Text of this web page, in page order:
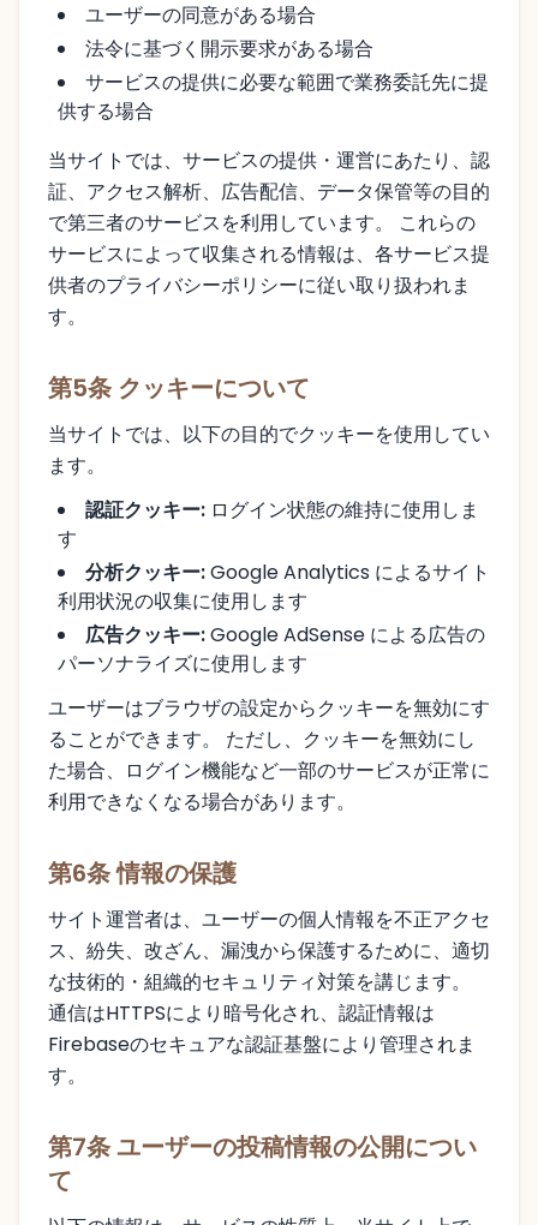
ユーザーの同意がある場合
法令に基づく開示要求がある場合
サービスの提供に必要な範囲で業務委託先に提
供する場合
当サイトでは、サービスの提供・運営にあたり、認
証、アクセス解析、広告配信、データ保管等の目的
で第三者のサービスを利用しています。 これらの
サービスによって収集される情報は、各サービス提
供者のプライバシーポリシーに従い取り扱われま
す。
第5条 クッキーについて
当サイトでは、以下の目的でクッキーを使用してい
ます。
認証クッキー: ログイン状態の維持に使用しま
す
分析クッキー:Google Analytics によるサイト
利用状況の収集に使用します
広告クッキー:Google AdSense による広告の
パーソナライズに使用します
ユーザーはブラウザの設定からクッキーを無効にす
ることができます。 ただし、クッキーを無効にし
た場合、ログイン機能など一部のサービスが正常に
利用できなくなる場合があります。
第6条 情報の保護
サイト運営者は、ユーザーの個人情報を不正アクセ
ス、紛失、改ざん、漏洩から保護するために、適切
な技術的・組織的セキュリティ対策を講じます。
通信はHTTPSにより暗号化され、認証情報は
Firebaseのセキュアな認証基盤により管理されま
す。
第7条 ユーザーの投稿情報の公開につい
て